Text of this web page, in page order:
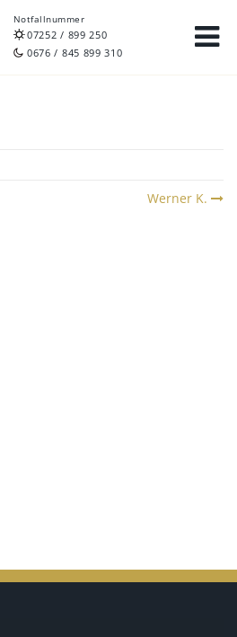
Notfallnummer
07252 / 899 250
0676 / 845 899 310
Werner K.